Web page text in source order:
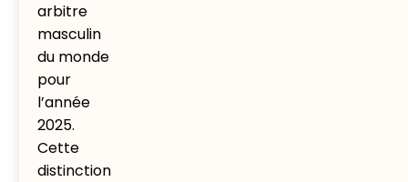
arbitre
masculin
du monde
pour
l’année
2025.
Cette
distinction